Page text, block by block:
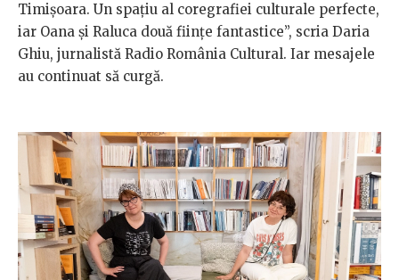
Timișoara. Un spațiu al coregrafiei culturale perfecte,
iar Oana și Raluca două ființe fantastice”, scria Daria
Ghiu, jurnalistă Radio România Cultural. Iar mesajele
au continuat să curgă.